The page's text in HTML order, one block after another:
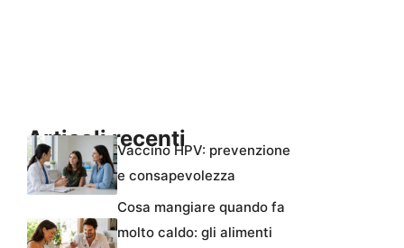
Articoli recentiVaccino HPV: prevenzione
e consapevolezza
Cosa mangiare quando fa
molto caldo: gli alimenti